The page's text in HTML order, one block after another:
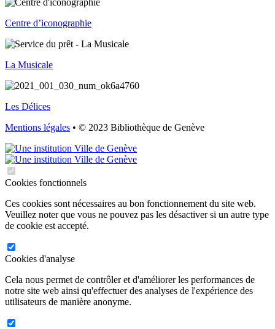
Centre d’iconographie
La Musicale
Les Délices
Mentions légales • © 2023 Bibliothèque de Genève
Cookies fonctionnels
Ces cookies sont nécessaires au bon fonctionnement du site web.
Veuillez noter que vous ne pouvez pas les désactiver si un autre type
de cookie est accepté.
Cookies d'analyse
Cela nous permet de contrôler et d'améliorer les performances de
notre site web ainsi qu'effectuer des analyses de l'expérience des
utilisateurs de manière anonyme.